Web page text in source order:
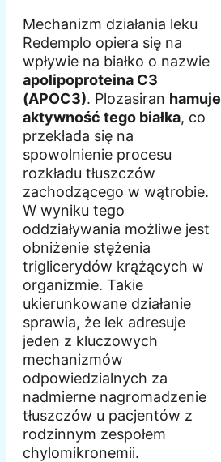
Mechanizm działania leku
Redemplo opiera się na
wpływie na białko o nazwie
apolipoproteina C3
(APOC3). Plozasiran hamuje
aktywność tego białka, co
przekłada się na
spowolnienie procesu
rozkładu tłuszczów
zachodzącego w wątrobie.
W wyniku tego
oddziaływania możliwe jest
obniżenie stężenia
triglicerydów krążących w
organizmie. Takie
ukierunkowane działanie
sprawia, że lek adresuje
jeden z kluczowych
mechanizmów
odpowiedzialnych za
nadmierne nagromadzenie
tłuszczów u pacjentów z
rodzinnym zespołem
chylomikronemii.